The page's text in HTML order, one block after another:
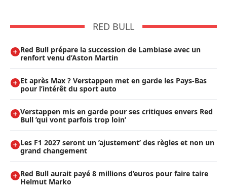
RED BULL
Red Bull prépare la succession de Lambiase avec un
renfort venu d’Aston Martin
Et après Max ? Verstappen met en garde les Pays-Bas
pour l’intérêt du sport auto
Verstappen mis en garde pour ses critiques envers Red
Bull ’qui vont parfois trop loin’
Les F1 2027 seront un ’ajustement’ des règles et non un
grand changement
Red Bull aurait payé 8 millions d’euros pour faire taire
Helmut Marko